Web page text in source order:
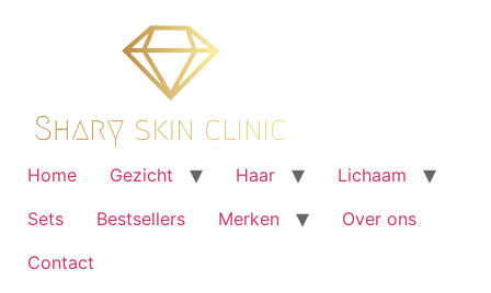
Home Gezicht Haar
Lichaam
Sets
Bestsellers Merken
Over ons
Contact